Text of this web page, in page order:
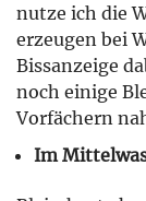
nutze ich die
erzeugen bei
Bissanzeige
noch einige
Vorfächern
Im